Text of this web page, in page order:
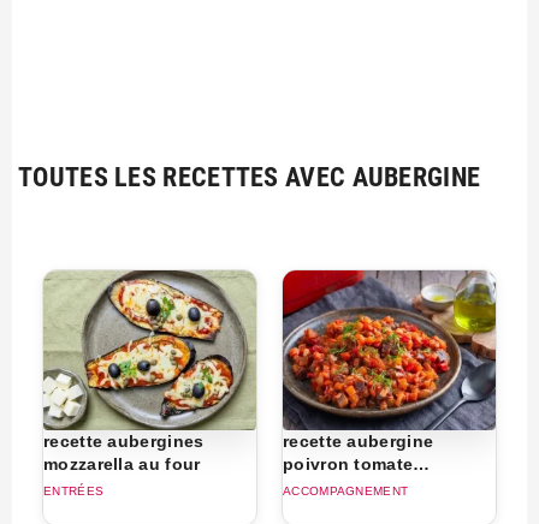
TOUTES LES RECETTES AVEC AUBERGINE
recette aubergines
mozzarella au four
ENTRÉES
recette aubergine
poivron tomate
oignon
ACCOMPAGNEMENT